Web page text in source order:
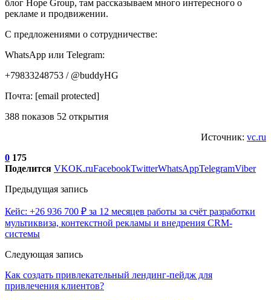
блог Hope Group, там рассказываем много интересного о
рекламе и продвижении.
С предложениями о сотрудничестве:
WhatsApp или Telegram:
+79833248753 / @buddyHG
Почта: [email protected]
388 показов 52 открытия
Источник: vc.ru
0 175
Поделится VKOK.ruFacebookTwitterWhatsAppTelegramViber
Предыдущая запись
Кейс: +26 936 700 ₽ за 12 месяцев работы за счёт разработки
мультиквиза, контекстной рекламы и внедрения CRM-
системы
Следующая запись
Как создать привлекательный лендинг-пейдж для
привлечения клиентов?